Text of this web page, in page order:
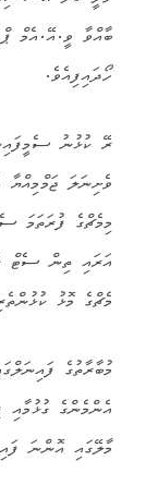
ބާއްވާ ވީ.އޭ.އެމް
ހޯދައިފިއެވެ.
ރޭ ކުޅުނު
މިމެޗްގެ ފުރަތަމަ
އަރައި ތިން ސެޓް
މެޗްގެ މޮޅު ކުޅުންތެރިޔަކީ
މުބާރާތުގެ
އެންމެންގެ
މާލޭގައި އޮންނަ